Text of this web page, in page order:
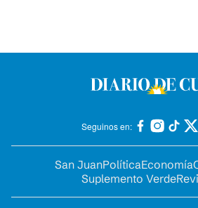
Seguinos en:
San JuanPolíticaEconomía
Suplemento Verde